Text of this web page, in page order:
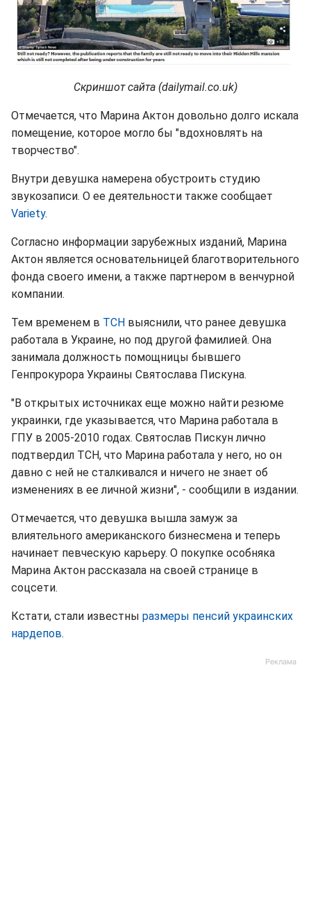
Скриншот сайта (dailymail.co.uk)
Отмечается, что Марина Актон довольно долго искала
помещение, которое могло бы "вдохновлять на
творчество".
Внутри девушка намерена обустроить студию
звукозаписи. О ее деятельности также сообщает
Variety.
Согласно информации зарубежных изданий, Марина
Актон является основательницей благотворительного
фонда своего имени, а также партнером в венчурной
компании.
Тем временем в ТСН выяснили, что ранее девушка
работала в Украине, но под другой фамилией. Она
занимала должность помощницы бывшего
Генпрокурора Украины Святослава Пискуна.
"В открытых источниках еще можно найти резюме
украинки, где указывается, что Марина работала в
ГПУ в 2005-2010 годах. Святослав Пискун лично
подтвердил ТСН, что Марина работала у него, но он
давно с ней не сталкивался и ничего не знает об
изменениях в ее личной жизни", - сообщили в издании.
Отмечается, что девушка вышла замуж за
влиятельного американского бизнесмена и теперь
начинает певческую карьеру. О покупке особняка
Марина Актон рассказала на своей странице в
соцсети.
Кстати, стали известны размеры пенсий украинских
нардепов.